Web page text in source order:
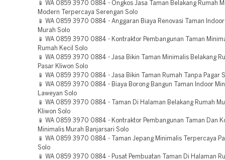
📱 WA 0859 3970 0884 - Ongkos Jasa Taman Belakang Rumah
Modern Terpercaya Serengan Solo
📱 WA 0859 3970 0884 - Anggaran Biaya Renovasi Taman
Murah Solo
📱 WA 0859 3970 0884 - Kontraktor Pembangunan Taman
Rumah Kecil Solo
📱 WA 0859 3970 0884 - Jasa Bikin Taman Minimalis Belakang
Pasar Kliwon Solo
📱 WA 0859 3970 0884 - Jasa Bikin Taman Rumah Tanpa Pagar
📱 WA 0859 3970 0884 - Biaya Borong Bangun Taman Indoor
Laweyan Solo
📱 WA 0859 3970 0884 - Taman Di Halaman Belakang Rumah
Kliwon Solo
📱 WA 0859 3970 0884 - Kontraktor Pembangunan Taman Dan
Minimalis Murah Banjarsari Solo
📱 WA 0859 3970 0884 - Taman Jepang Minimalis Terpercaya
Solo
📱 WA 0859 3970 0884 - Pusat Pembuatan Taman Di Halaman